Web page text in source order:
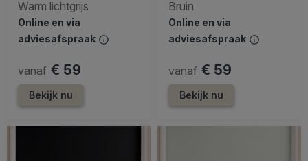
Warm lichtgrijs
Online en via
adviesafspraak
vanaf € 59
Bekijk nu
Bruin
Online en via
adviesafspraak
vanaf € 59
Bekijk nu